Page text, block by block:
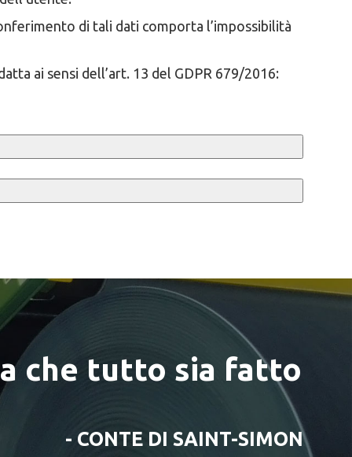
di tali dati comporta l’impossibilità
ai sensi dell’art. 13 del GDPR 679/2016:
che tutto sia fatto
- CONTE DI SAINT-SIMON